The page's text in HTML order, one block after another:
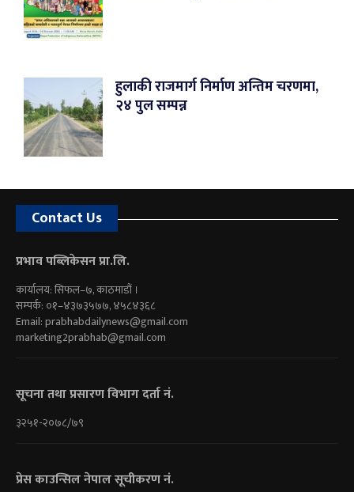
हुलाकी राजमार्ग निर्माण अन्तिम चरणमा,
२४ पुल सम्पन्न
Contact Us
प्रभाव पब्लिकेसन प्रा.लि.
कार्यालय: सिफल–७, काठमाडौं ।
सम्पर्क: ०१–४३७३५७७, ४५८४३६८
Email:prabhabdailynews@gmail.com
marketing2prabhab@gmail.com
सूचना तथा प्रसारण विभाग दर्ता नं.
३२५१-२०७८/७९
प्रेस काउन्सिल नेपाल सूचीकरण नं.